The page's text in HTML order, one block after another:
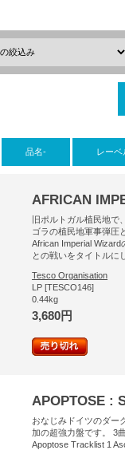
品名- レーベ
AFRICAN
旧ポルトガル植民地で
ゴラの植民地軍事弾圧
African Imperial
との戦いをタイトルに
Tesco Organisation
LP [TESCO146]
0.44kg
3,680円
APOPTOSE :
おなじみドイツのダー
加の超強力盤です。 3
Apoptose Tracklist 1